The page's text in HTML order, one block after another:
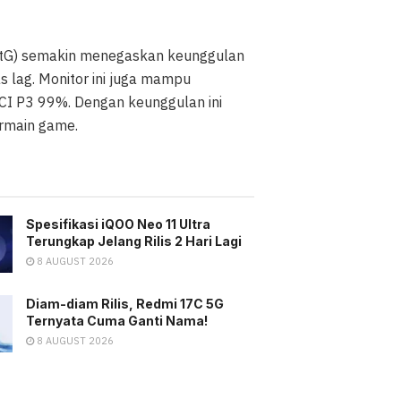
semakin menegaskan keunggulan
lag. Monitor ini juga mampu
P3 99%. Dengan keunggulan ini
game.
Spesifikasi iQOO Neo 11 Ultra
Terungkap Jelang Rilis 2 Hari Lagi
8 AUGUST 2026
Diam-diam Rilis, Redmi 17C 5G
Ternyata Cuma Ganti Nama!
8 AUGUST 2026